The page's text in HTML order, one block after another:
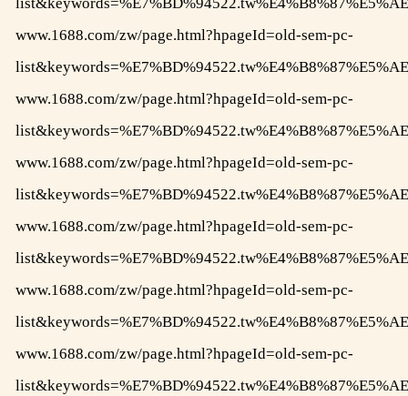
www.1688.com/zw/page.html?hpageId=old-sem-pc-
www.1688.com/zw/page.html?hpageId=old-sem-pc-
www.1688.com/zw/page.html?hpageId=old-sem-pc-
www.1688.com/zw/page.html?hpageId=old-sem-pc-
www.1688.com/zw/page.html?hpageId=old-sem-pc-
www.1688.com/zw/page.html?hpageId=old-sem-pc-